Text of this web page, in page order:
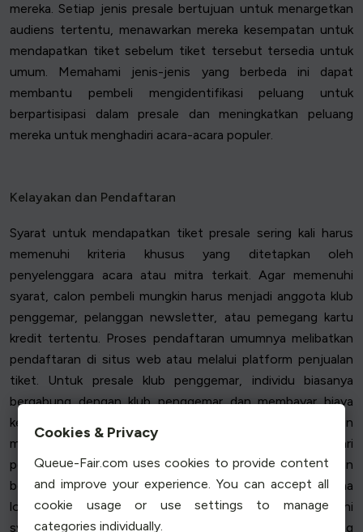
mereka. Setiap jenis presale bertujuan untuk menargetkan
audiens tertentu, menawarkan mereka kesempatan untuk
mendapatkan tiket sebelum tiket tersebut tersedia untuk
umum. Memahami jenis-jenis yang berbeda ini dapat
membantu pembeli mengidentifikasi peluang untuk
berpartisipasi dalam presale dan meningkatkan peluang
mereka untuk menghadiri acara-acara populer.
Kelayakan dan Pendaftaran
Syarat untuk mendapatkan tiket presale sering kali harus
memenuhi kriteria khusus yang ditetapkan oleh
penyelenggara acara atau mitra terkait. Agar memenuhi
syarat, calon pembeli mungkin harus menjadi anggota klub
penggemar, pelanggan newsletter, atau pemegang kartu
kredit tertentu. Proses pendaftaran umumnya melibatkan
pendaftaran di situs web atau melalui platform penjualan
tiket. Untuk presale klub penggemar, individu biasanya
bergabung dengan klub penggemar dan membayar biaya
keanggotaan jika berlaku. Presale kartu kredit mungkin
mengharuskan Anda mendaftar ke program hadiah dari
penyedia kartu kredit. Presale venue sering kali melibatkan
berlangganan newsletter atau bergabung dengan skema
loyalitas venue. Setelah terdaftar, orang yang memenuhi
syarat biasanya menerima kode atau tautan presale, yang
Cookies & Privacy
Queue-Fair.com uses cookies to provide content
and improve your experience. You can accept all
cookie usage or use settings to manage
categories individually.